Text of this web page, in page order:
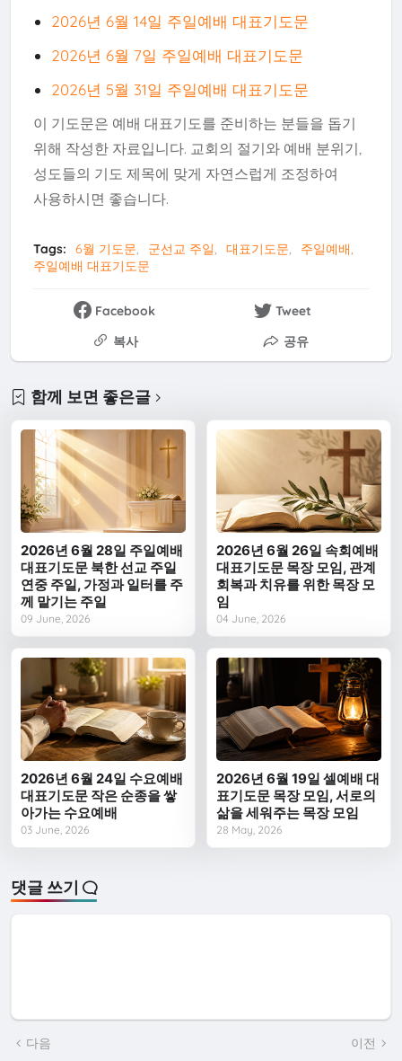
2026년 6월 14일 주일예배 대표기도문
2026년 6월 7일 주일예배 대표기도문
2026년 5월 31일 주일예배 대표기도문
이 기도문은 예배 대표기도를 준비하는 분들을 돕기
위해 작성한 자료입니다. 교회의 절기와 예배 분위기,
성도들의 기도 제목에 맞게 자연스럽게 조정하여
사용하시면 좋습니다.
Tags: 6월 기도문 군선교 주일 대표기도문
주일예배
주일예배 대표기도문
Facebook
Tweet
복사
공유
함께 보면 좋은글
2026년 6월 28일 주일예배
대표기도문 북한 선교 주일
연중 주일, 가정과 일터를 주
께 맡기는 주일
09 June, 2026
2026년 6월 26일 속회예배
대표기도문 목장 모임, 관계
회복과 치유를 위한 목장 모
임
04 June, 2026
2026년 6월 24일 수요예배
대표기도문 작은 순종을 쌓
아가는 수요예배
03 June, 2026
2026년 6월 19일 셀예배 대
표기도문 목장 모임, 서로의
삶을 세워주는 목장 모임
28 May, 2026
댓글 쓰기
다음 이전